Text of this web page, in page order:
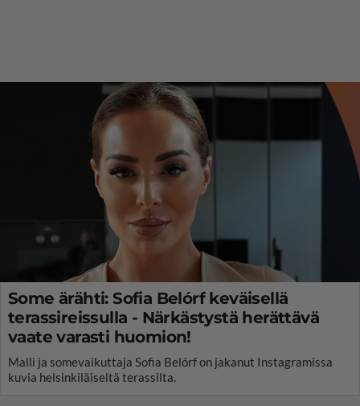
Some ärähti: Sofia Belórf keväisellä
terassireissulla - Närkästystä herättävä
vaate varasti huomion!
Malli ja somevaikuttaja Sofia Belórf on jakanut Instagramissa
kuvia helsinkiläiseltä terassilta.